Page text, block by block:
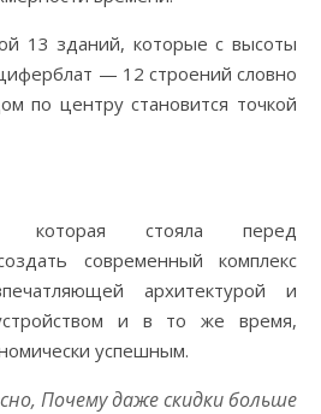
13 зданий, которые с высоты
— 12 строений словно
по центру становится точкой
которая стояла перед
современный комплекс
архитектурой и
и в то же время,
успешным.
Почему даже скидки больше